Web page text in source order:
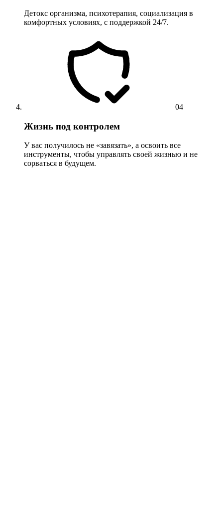
Детокс организма, психотерапия, социализация в
комфортных условиях, с поддержкой 24/7.
04
Жизнь под контролем
У вас получилось не «завязать», а освоить все
инструменты, чтобы управлять своей жизнью и не
сорваться в будущем.